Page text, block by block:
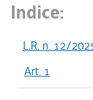
Indice:
L.R. n. 12/
Art. 1